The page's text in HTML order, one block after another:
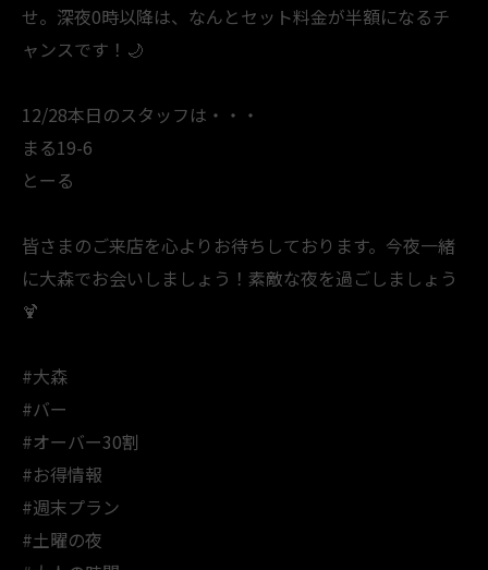
せ。深夜0時以降は、なんとセット料金が半額になるチ
ャンスです！🌙
12/28本日のスタッフは・・・
まる19-6
とーる
皆さまのご来店を心よりお待ちしております。今夜一緒
に大森でお会いしましょう！素敵な夜を過ごしましょう
🍹
#大森
#バー
#オーバー30割
#お得情報
#週末プラン
#土曜の夜